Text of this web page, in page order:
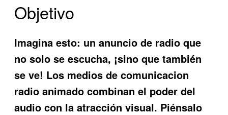
Objetivo
Imagina esto: un anuncio de radio que
no solo se escucha, ¡sino que también
se ve! Los medios de comunicacion
radio animado combinan el poder del
audio con la atracción visual. Piénsalo